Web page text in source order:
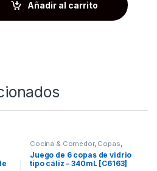
Añadir al carrito
Cocina & Comedor, Copas,
Recipientes para bebidas y
líquidos
Juego de 6 copas de vidrio
tipo cáliz – 340mL [C6163]